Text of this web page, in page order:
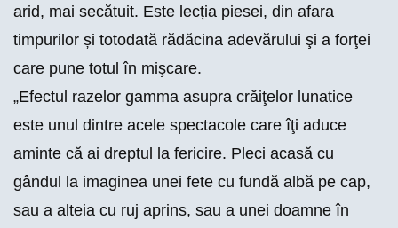
arid, mai secătuit. Este lecția piesei, din afara
timpurilor și totodată rădăcina adevărului şi a forţei
care pune totul în mişcare.
„Efectul razelor gamma asupra crăiţelor lunatice
este unul dintre acele spectacole care îţi aduce
aminte că ai dreptul la fericire. Pleci acasă cu
gândul la imaginea unei fete cu fundă albă pe cap,
sau a alteia cu ruj aprins, sau a unei doamne în